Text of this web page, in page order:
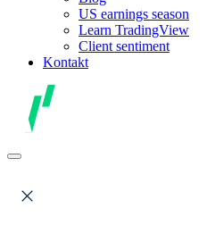
US earnings season
Learn TradingView
Client sentiment
Kontakt